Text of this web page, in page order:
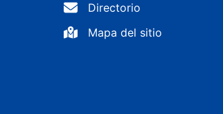
Directorio
Mapa del sitio